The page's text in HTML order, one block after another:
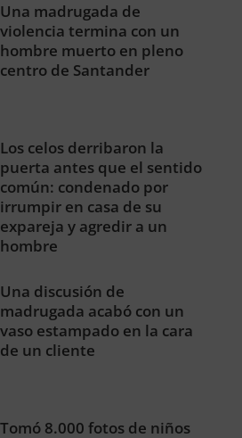
Una madrugada de
violencia termina con un
hombre muerto en pleno
centro de Santander
Los celos derribaron la
puerta antes que el sentido
común: condenado por
irrumpir en casa de su
expareja y agredir a un
hombre
Una discusión de
madrugada acabó con un
vaso estampado en la cara
de un cliente
Tomó 8.000 fotos de niños